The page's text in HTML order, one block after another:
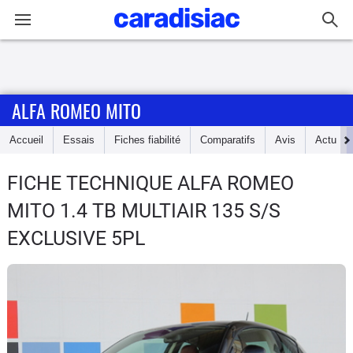
Accueil
Essais
Guide
d'achat
ALFA ROMEO MITO
Accueil Essais Fiches fiabilité Comparatifs Avis Actu
FICHE TECHNIQUE ALFA ROMEO
MITO 1.4 TB MULTIAIR 135 S/S
EXCLUSIVE 5PL